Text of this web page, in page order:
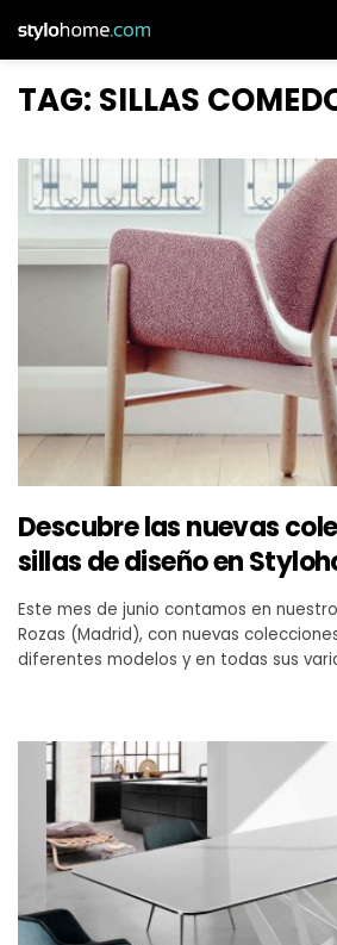
TAG: SILLAS
Descubre las nuevas
sillas de diseño en
Este mes de junio contamos en
Rozas (Madrid), con nuevas
diferentes modelos y en todas sus